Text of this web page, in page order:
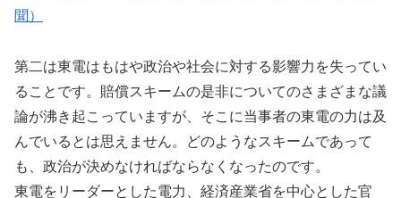
聞）
第二は東電はもはや政治や社会に対する影響力を失ってい
ることです。賠償スキームの是非についてのさまざまな議
論が沸き起こっていますが、そこに当事者の東電の力は及
んでいるとは思えません。どのようなスキームであって
も、政治が決めなければならなくなったのです。
東電をリーダーとした電力、経済産業省を中心とした官